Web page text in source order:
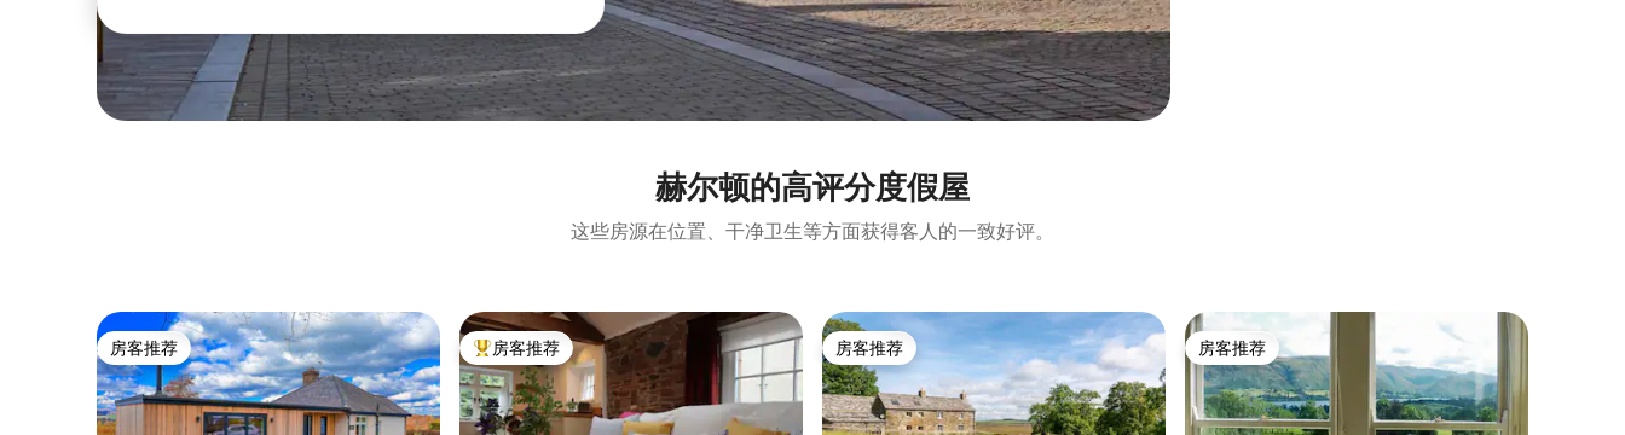
赫尔顿的高评分度假屋
这些房源在位置、干净卫生等方面获得客人的一致好评。
房客推荐
房客推荐 热门「房客推荐」
房客推荐 房客推荐
房客推荐 房客推荐
房客推荐